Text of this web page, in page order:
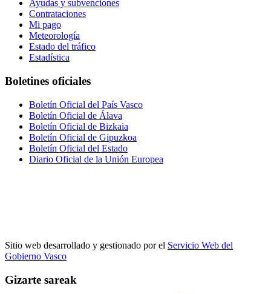
Ayudas y subvenciones
Contrataciones
Mi pago
Meteorología
Estado del tráfico
Estadística
Boletines oficiales
Boletín Oficial del País Vasco
Boletín Oficial de Álava
Boletín Oficial de Bizkaia
Boletín Oficial de Gipuzkoa
Boletín Oficial del Estado
Diario Oficial de la Unión Europea
Sitio web desarrollado y gestionado por el Servicio Web del
Gobierno Vasco
Gizarte sareak